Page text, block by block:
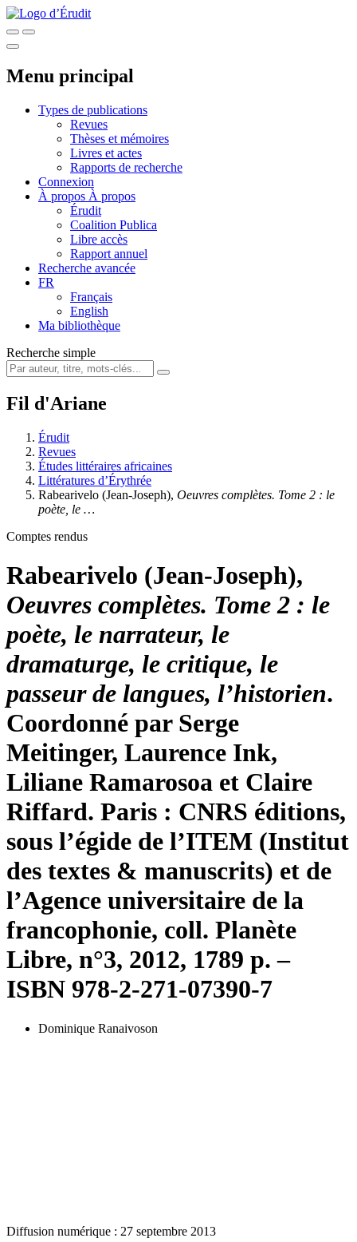
Menu principal
Types de publications
Revues
Thèses et mémoires
Livres et actes
Rapports de recherche
Connexion
À propos À propos
Érudit
Coalition Publica
Libre accès
Rapport annuel
Recherche avancée
FR
Français
English
Ma bibliothèque
Recherche simple
Fil d'Ariane
Érudit
Revues
Études littéraires africaines
Littératures d’Érythrée
Rabearivelo (Jean-Joseph), Oeuvres complètes. Tome 2 : le
poète, le …
Comptes rendus
Rabearivelo (Jean-Joseph),
Oeuvres complètes. Tome 2 : le
poète, le narrateur, le
dramaturge, le critique, le
passeur de langues, l’historien.
Coordonné par Serge
Meitinger, Laurence Ink,
Liliane Ramarosoa et Claire
Riffard. Paris : CNRS éditions,
sous l’égide de l’ITEM (Institut
des textes & manuscrits) et de
l’Agence universitaire de la
francophonie, coll. Planète
Libre, n°3, 2012, 1789 p. –
ISBN 978-2-271-07390-7
Dominique Ranaivoson
Diffusion numérique : 27 septembre 2013